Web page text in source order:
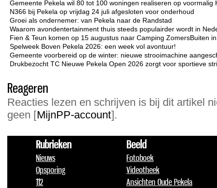
Gemeente Pekela wil 80 tot 100 woningen realiseren op voormalig
N366 bij Pekela op vrijdag 24 juli afgesloten voor onderhoud
Groei als ondernemer: van Pekela naar de Randstad
Waarom avondentertainment thuis steeds populairder wordt in
Fien & Teun komen op 15 augustus naar Camping ZomersBuiten
Spelweek Boven Pekela 2026: een week vol avontuur!
Gemeente voorbereid op de winter: nieuwe strooimachine
Drukbezocht TC Nieuwe Pekela Open 2026 zorgt voor sportieve
Reageren
Reacties lezen en schrijven is bij dit artikel
geen [MijnPP-account].
Rubrieken
Nieuws
Opsporing
112
Beeld
Fotoboek
Videotheek
Ansichten Oude Pekela